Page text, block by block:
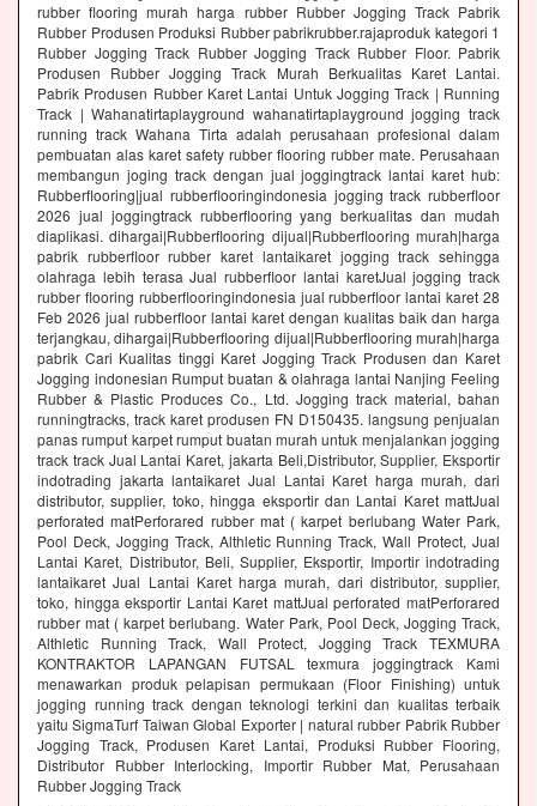
rubber flooring murah harga rubber Rubber Jogging Track Pabrik
Rubber Produsen Produksi Rubber pabrikrubber.rajaproduk kategori 1
Rubber Jogging Track Rubber Jogging Track Rubber Floor. Pabrik
Produsen Rubber Jogging Track Murah Berkualitas Karet Lantai.
Pabrik Produsen Rubber Karet Lantai Untuk Jogging Track | Running
Track | Wahanatirtaplayground wahanatirtaplayground jogging track
running track Wahana Tirta adalah perusahaan profesional dalam
pembuatan alas karet safety rubber flooring rubber mate. Perusahaan
membangun joging track dengan jual joggingtrack lantai karet hub:
Rubberflooring|jual rubberflooringindonesia jogging track rubberfloor
2026 jual joggingtrack rubberflooring yang berkualitas dan mudah
diaplikasi. dihargai|Rubberflooring dijual|Rubberflooring murah|harga
pabrik rubberfloor rubber karet lantaikaret jogging track sehingga
olahraga lebih terasa Jual rubberfloor lantai karetJual jogging track
rubber flooring rubberflooringindonesia jual rubberfloor lantai karet 28
Feb 2026 jual rubberfloor lantai karet dengan kualitas baik dan harga
terjangkau, dihargai|Rubberflooring dijual|Rubberflooring murah|harga
pabrik Cari Kualitas tinggi Karet Jogging Track Produsen dan Karet
Jogging indonesian Rumput buatan & olahraga lantai Nanjing Feeling
Rubber & Plastic Produces Co., Ltd. Jogging track material, bahan
runningtracks, track karet produsen FN D150435. langsung penjualan
panas rumput karpet rumput buatan murah untuk menjalankan jogging
track track Jual Lantai Karet, jakarta Beli,Distributor, Supplier, Eksportir
indotrading jakarta lantaikaret Jual Lantai Karet harga murah, dari
distributor, supplier, toko, hingga eksportir dan Lantai Karet mattJual
perforated matPerforared rubber mat ( karpet berlubang Water Park,
Pool Deck, Jogging Track, Althletic Running Track, Wall Protect, Jual
Lantai Karet, Distributor, Beli, Supplier, Eksportir, Importir indotrading
lantaikaret Jual Lantai Karet harga murah, dari distributor, supplier,
toko, hingga eksportir Lantai Karet mattJual perforated matPerforared
rubber mat ( karpet berlubang. Water Park, Pool Deck, Jogging Track,
Althletic Running Track, Wall Protect, Jogging Track TEXMURA
KONTRAKTOR LAPANGAN FUTSAL texmura joggingtrack Kami
menawarkan produk pelapisan permukaan (Floor Finishing) untuk
jogging running track dengan teknologi terkini dan kualitas terbaik
yaitu SigmaTurf Taiwan Global Exporter | natural rubber Pabrik Rubber
Jogging Track, Produsen Karet Lantai, Produksi Rubber Flooring,
Distributor Rubber Interlocking, Importir Rubber Mat, Perusahaan
Rubber Jogging Track